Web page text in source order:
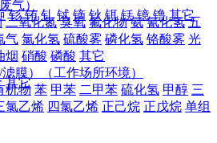
气）
二氧化氮 臭氧 氟化物 氨 氰化氢 五
气 氯化氢 硫酸雾 磷化氢 铬酸雾 光
烟 硝酸 磷酸 其它
膜）（工作场所环境）
机物 苯 甲苯 二甲苯 硫化氢 甲醇 三
氯乙烯 四氯乙烯 正己烷 正戊烷 单组
钐 铕 钆 铽 镝 钬 铒 铥 镱 镥 其它
其它